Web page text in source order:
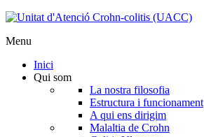
Menu
Inici
Qui som
La nostra filosofia
Estructura i funcionament
A qui ens dirigim
Malaltia de Crohn